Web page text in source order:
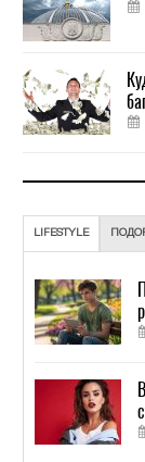
LIFESTYLE